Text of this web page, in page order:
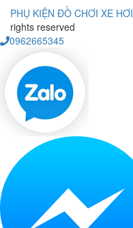
PHỤ KIỆN ĐỒ CHƠI XE HƠI
rights reserved
0962665345